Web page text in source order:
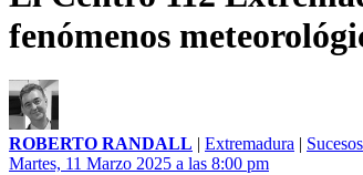
fenómenos
ROBERTO RANDALL | Extremadura | Sucesos
Martes, 11 Marzo 2025 a las 8:00 pm